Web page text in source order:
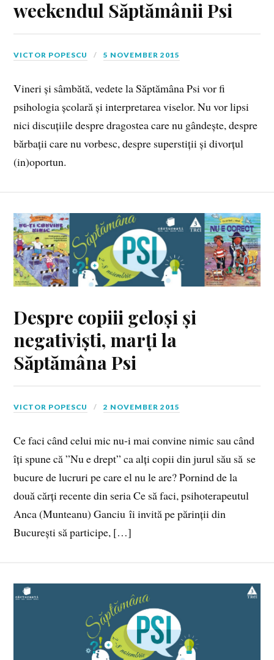
weekendul Săptămânii Psi
VICTOR POPESCU 5 NOVEMBER 2015
Vineri și sâmbătă, vedete la Săptămâna Psi vor fi
psihologia școlară și interpretarea viselor. Nu vor lipsi
nici discuțiile despre dragostea care nu gândește, despre
bărbații care nu vorbesc, despre superstiții și divorțul
(in)oportun.
Despre copiii geloși și
negativiști, marți la
Săptămâna Psi
VICTOR POPESCU 2 NOVEMBER 2015
Ce faci când celui mic nu-i mai convine nimic sau când
îți spune că ”Nu e drept” ca alți copii din jurul său să se
bucure de lucruri pe care el nu le are? Pornind de la
două cărți recente din seria Ce să faci, psihoterapeutul
Anca (Munteanu) Ganciu îi invită pe părinții din
București să participe, […]